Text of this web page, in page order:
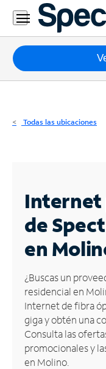
Residencial
Business
Paquetes
Internet
Business
Contáctanos
Inglés
Administrar
cuenta
Encuentra
una
tienda
Todas las ubicaciones
Internet
de
en
¿Buscas un
residencial en
Internet de fibra
giga y obtén una
Consulta las
promocionales y
en Molino.